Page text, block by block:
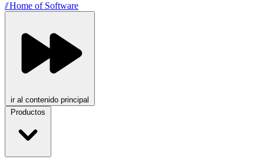
//Home of Software
ir al contenido principal
Productos